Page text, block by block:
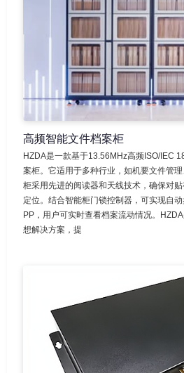
高频智能文件档案柜
HZDA是一款基于13.56MHz高频ISO/IEC
案柜。它适用于多种行业，如机要文件管
柜采用先进的阅读器和天线技术，确保对
定位。结合智能柜门锁控制器，可实现自
PP，用户可实时查看档案流动情况。
想解决方案，提